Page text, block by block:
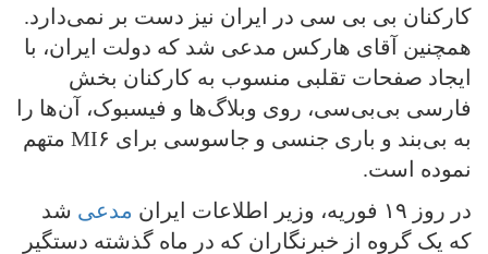
کارکنان بی بی سی در ایران نیز دست بر نمی‌دارد.
همچنین آقای هارکس مدعی شد که دولت ایران، با
ایجاد صفحات تقلبی منسوب به کارکنان بخش
فارسی بی‌بی‌سی، روی وبلاگ‌ها و فیسبوک، آن‌ها را
به بی‌بند و باری جنسی و جاسوسی برای MI۶ متهم
نموده است.
در روز ١٩ فوریه، وزیر اطلاعات ایران
مدعی شد
که یک گروه از خبرنگاران که در ماه گذشته دستگیر